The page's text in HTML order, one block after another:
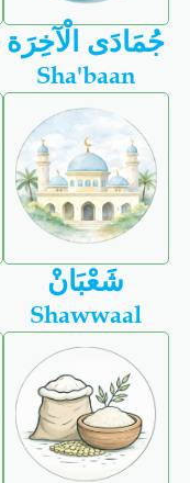
جُمَادَى الْآخِرَة
Sha'baan
شَعْبَانْ
Shawwaal